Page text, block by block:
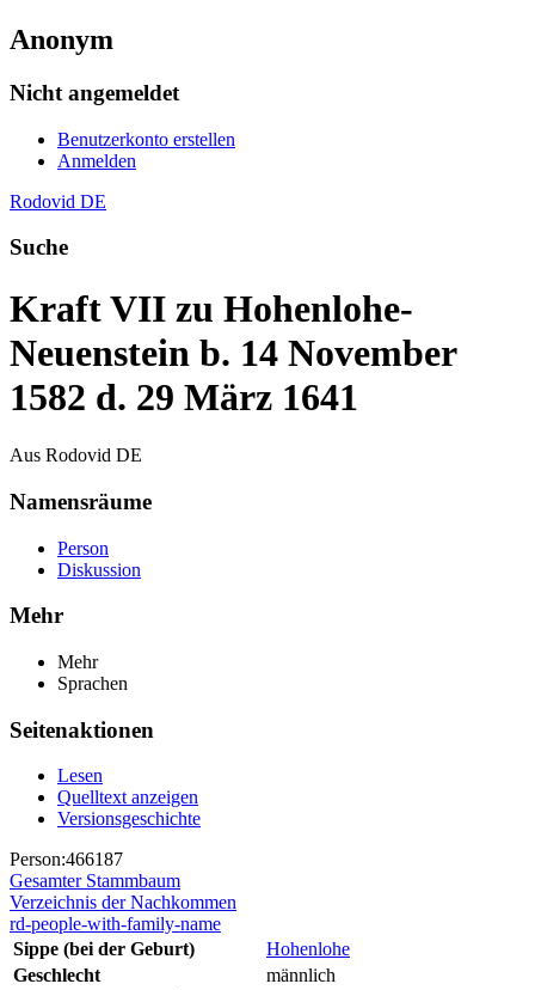
Anonym
Nicht angemeldet
Benutzerkonto erstellen
Anmelden
Rodovid DE
Suche
Kraft VII zu Hohenlohe-
Neuenstein b. 14 November
1582 d. 29 März 1641
Aus Rodovid DE
Namensräume
Person
Diskussion
Mehr
Mehr
Sprachen
Seitenaktionen
Lesen
Quelltext anzeigen
Versionsgeschichte
Person:466187
Gesamter Stammbaum
Verzeichnis der Nachkommen
rd-people-with-family-name
Sippe (bei der Geburt)
Hohenlohe
Geschlecht
männlich